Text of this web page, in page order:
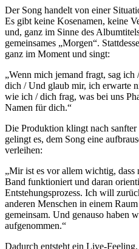
Der Song handelt von einer
Es gibt keine Kosenamen, keine
und, ganz im Sinne des
gemeinsames „Morgen“.
ganz im Moment und singt:
„Wenn mich jemand fragt, sag
dich / Und glaub mir, ich erwarte
wie ich / dich frag, was bei uns
Namen für dich.“
Die Produktion klingt nach
gelingt es, dem Song eine
verleihen:
„Mir ist es vor allem wichtig,
Band funktioniert und daran
Entstehungsprozess. Ich will
anderen Menschen in einem
gemeinsam. Und genauso haben
aufgenommen.“
Dadurch entsteht ein Live-